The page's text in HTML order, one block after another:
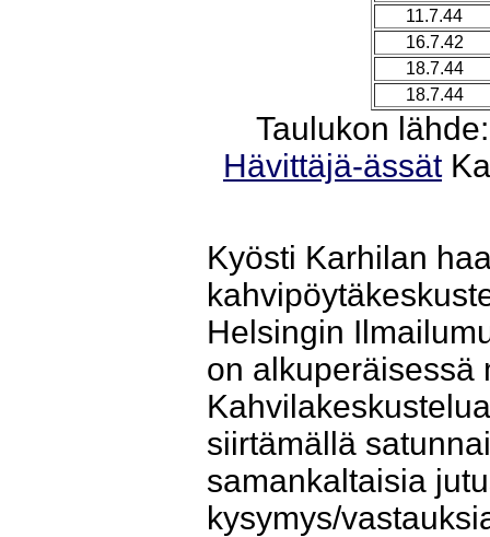
11.7.44
16.7.42
18.7.44
18.7.44
Taulukon
Hävittäjä-ässät
Kyösti Karhilan
Helsingin
on alkuperäisessä
siirtämällä
samankaltaisia
kysymys/